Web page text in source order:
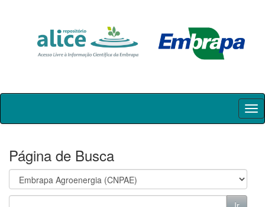
Skip
Página de Busca